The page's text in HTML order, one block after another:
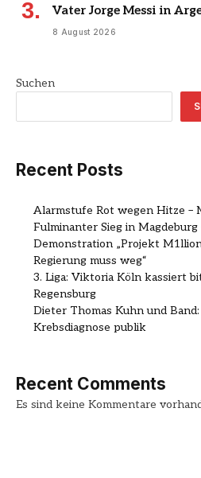
Vater Jorge Messi in
8 August 2026
Suchen
Recent Posts
Alarmstufe Rot wegen Hitze –
Fulminanter Sieg in
Demonstration „Projekt
Regierung muss weg“
3. Liga: Viktoria Köln kassiert
Regensburg
Dieter Thomas Kuhn und
Krebsdiagnose publik
Recent Comments
Es sind keine Kommentare